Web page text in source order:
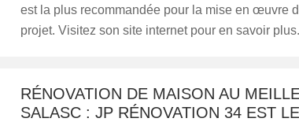
est la plus recommandée pour la mise en œuvre
projet. Visitez son site internet pour en savoir plus.
RÉNOVATION DE MAISON AU
SALASC : JP RÉNOVATION 34 EST LE